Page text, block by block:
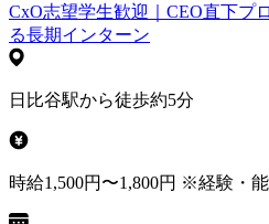
CxO志望学生歓迎｜CEO直下プ
る長期インターン
日比谷駅から徒歩約5分
時給1,500円〜1,800円 ※経験・